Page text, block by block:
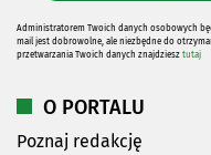
Administratorem Twoich danych osobowych
mail jest dobrowolne, ale niezbędne do
przetwarzania Twoich danych znajdziesz tutaj
O PORTALU
Poznaj redakcję